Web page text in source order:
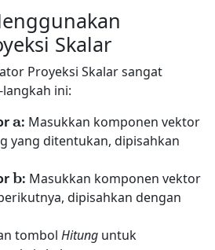
Skalar
Proyeksi Skalar sangat
ini:
: Masukkan komponen vektor
yang ditentukan, dipisahkan
b
: Masukkan komponen vektor
dipisahkan dengan
tombol Hitung untuk